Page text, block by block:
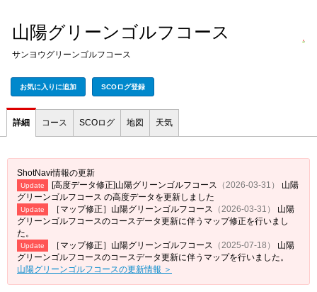
山陽グリーンゴルフコース
サンヨウグリーンゴルフコース
お気に入りに追加 SCOログ登録
詳細 コース SCOログ 地図 天気
ShotNavi情報の更新
Update [高度データ修正]山陽グリーンゴルフコース （2026-03-31）
山陽
グリーンゴルフコース の高度データを更新しました
Update ［マップ修正］山陽グリーンゴルフコース （2026-03-31）
山陽
グリーンゴルフコースのコースデータ更新に伴うマップ修正を行いまし
た。
Update ［マップ修正］山陽グリーンゴルフコース （2025-07-18）
山陽
グリーンゴルフコースのコースデータ更新に伴うマップを行いました。
山陽グリーンゴルフコースの更新情報 ＞